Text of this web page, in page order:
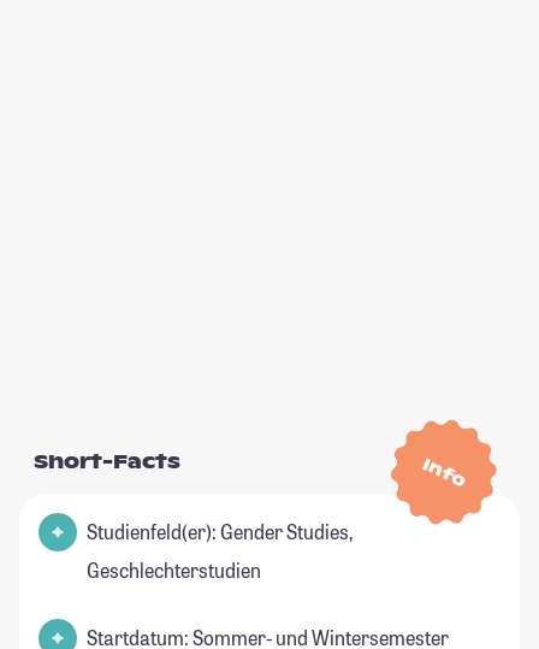
Info
Short-Facts
Studienfeld(er): Gender Studies,
Geschlechterstudien
Startdatum: Sommer- und Wintersemester